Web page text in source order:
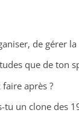
de gérer la
que de ton
après ?
un clone des